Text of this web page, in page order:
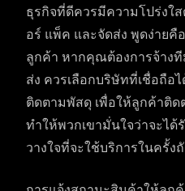
ธุรกิจที่ดีควรมีความโปร่งใส
อร์ แพ็ค และจัดส่ง พูดง่าย
ลูกค้า หากคุณต้องการจ้าง
ส่ง ควรเลือกบริษัทที่เชื่อถือ
ติดตามพัสดุ เพื่อให้ลูกค้าติด
ทำให้พวกเขามั่นใจว่าจะไ
วางใจที่จะใช้บริการในครั้ง